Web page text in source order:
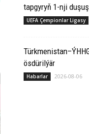
tapgyryň 1-nji
UEFA Çempionlar Ligasy
ösdürilýär
Habarlar 2026-08-06